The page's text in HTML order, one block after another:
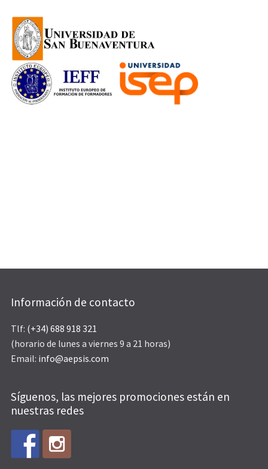
Información de contacto
Tlf: (+34) 688 918 321
(horario de lunes a viernes 9 a 21 horas)
Email: info@aepsis.com
Síguenos, las mejores promociones están en
nuestras redes